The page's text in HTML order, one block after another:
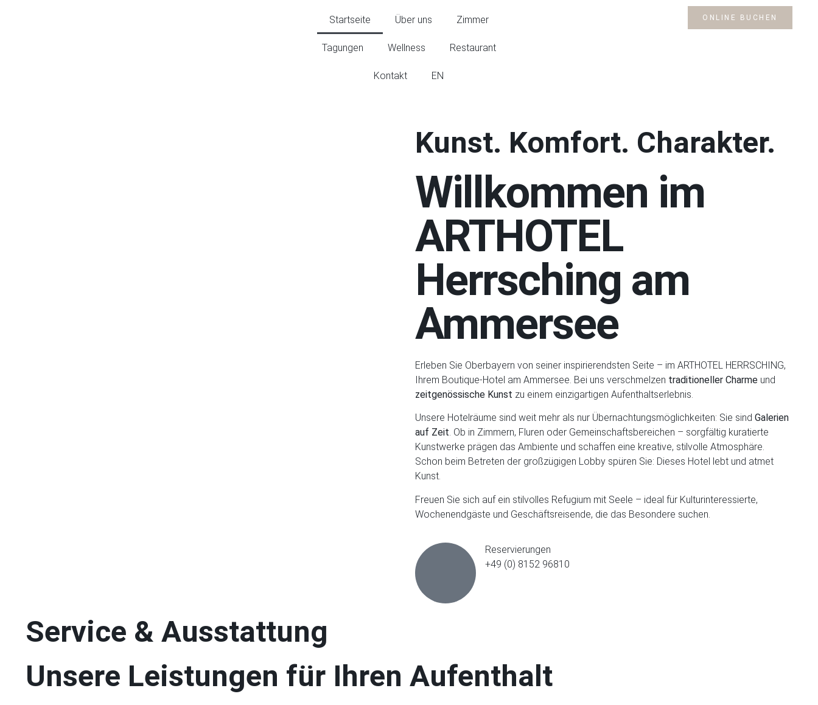
Startseite Über uns Zimmer
Tagungen Wellness Restaurant
Kontakt EN
ONLINE BUCHEN
Kunst. Komfort. Charakter.
Willkommen im
ARTHOTEL
Herrsching am
Ammersee
Erleben Sie Oberbayern von seiner inspirierendsten Seite – im ARTHOTEL HERRSCHING,
Ihrem Boutique-Hotel am Ammersee. Bei uns verschmelzen traditioneller Charme und
zeitgenössische Kunst zu einem einzigartigen Aufenthaltserlebnis.
Unsere Hotelräume sind weit mehr als nur Übernachtungsmöglichkeiten: Sie sind Galerien
auf Zeit. Ob in Zimmern, Fluren oder Gemeinschaftsbereichen – sorgfältig kuratierte
Kunstwerke prägen das Ambiente und schaffen eine kreative, stilvolle Atmosphäre.
Schon beim Betreten der großzügigen Lobby spüren Sie: Dieses Hotel lebt und atmet
Kunst.
Freuen Sie sich auf ein stilvolles Refugium mit Seele – ideal für Kulturinteressierte,
Wochenendgäste und Geschäftsreisende, die das Besondere suchen.
Reservierungen
+49 (0) 8152 96810
Service & Ausstattung
Unsere Leistungen für Ihren Aufenthalt